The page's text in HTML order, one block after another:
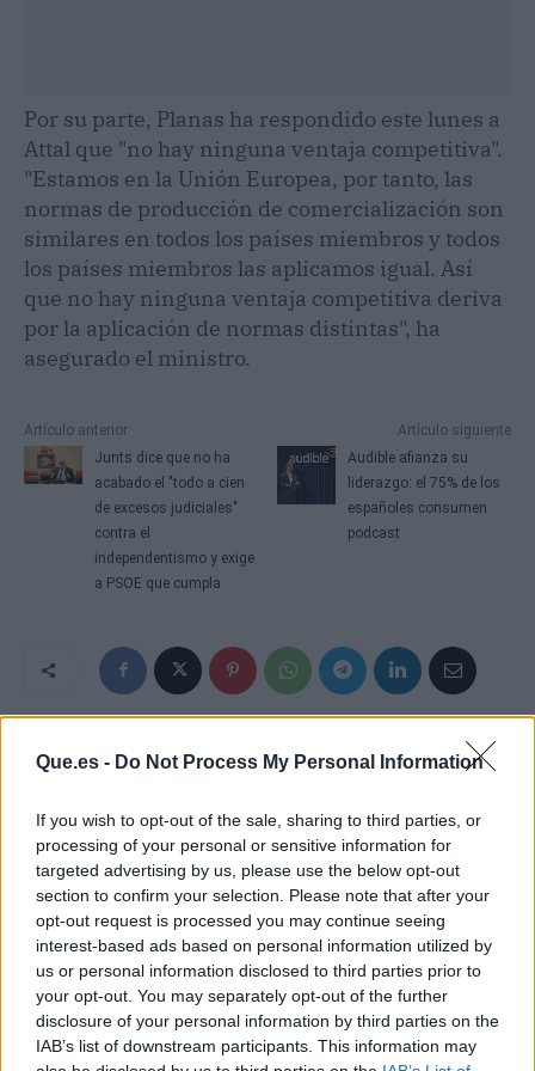
Que.es - Do Not Process My Personal Information
If you wish to opt-out of the sale, sharing to third parties, or
processing of your personal or sensitive information for
targeted advertising by us, please use the below opt-out
section to confirm your selection. Please note that after your
opt-out request is processed you may continue seeing
interest-based ads based on personal information utilized by
us or personal information disclosed to third parties prior to
your opt-out. You may separately opt-out of the further
disclosure of your personal information by third parties on the
IAB’s list of downstream participants. This information may
Por su parte, Planas ha respondido este lunes a
Attal que "no hay ninguna ventaja competitiva".
"Estamos en la Unión Europea, por tanto, las
normas de producción de comercialización son
similares en todos los países miembros y todos
los países miembros las aplicamos igual. Así
que no hay ninguna ventaja competitiva deriva
por la aplicación de normas distintas", ha
asegurado el ministro.
Artículo anterior
Junts dice que no ha
acabado el "todo a cien
de excesos judiciales"
contra el
independentismo y exige
a PSOE que cumpla
Artículo siguiente
Audible afianza su
liderazgo: el 75% de los
españoles consumen
podcast